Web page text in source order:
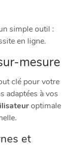
simple outil :
en ligne.
mesure
clé pour votre
adaptées à vos
optimale
et